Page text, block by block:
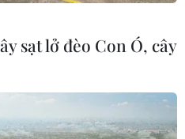
trải
sạt lở đèo Con Ó, cây